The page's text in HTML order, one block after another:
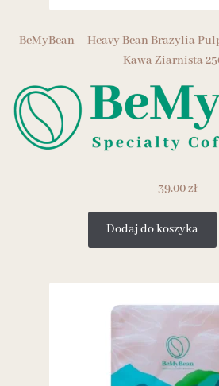
BeMyBean – Heavy Bean Brazylia
Kawa Ziarnista
39.00zł
Dodaj do koszyka